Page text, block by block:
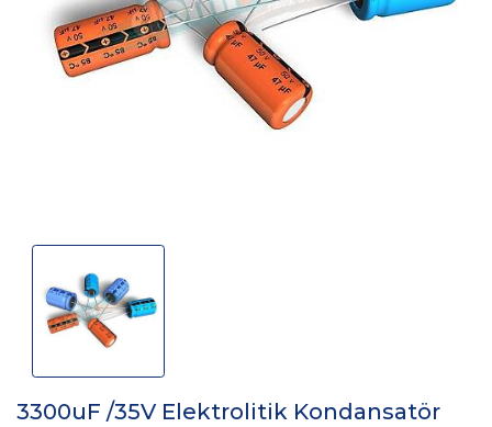
3300uF /35V Elektrolitik Kondansatör